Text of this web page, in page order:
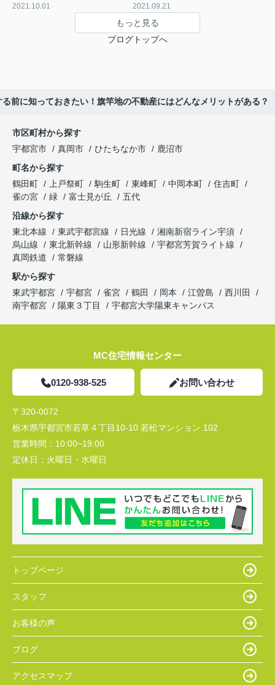
2021.10.01 2021.09.21
もっと見る
ブログトップへ
前に知っておきたい！旗竿地の不動産にはどんなメリットがある？
市区町村から探す
宇都宮市
真岡市 ひたちなか市
鹿沼市
町名から探す
鶴田町
上戸祭町 駒生町 東峰町 中岡本町
住吉町
雀の宮
緑 富士見が丘
五代
沿線から探す
東北本線
東武宇都宮線 日光線
湘南新宿ライン宇須
烏山線
東北新幹線 山形新幹線
宇都宮芳賀ライト線
真岡鉄道
常磐線
駅から探す
東武宇都宮
宇都宮 雀宮 鶴田 岡本 江曽島
西川田
南宇都宮
陽東３丁目 宇都宮大学陽東キャンパス
MC住宅情報センター
0120-938-525 お問い合わせ
〒320-0072
栃木県宇都宮市若草４丁目10-10 若松マンション 102
営業時間： 10:00~19:00
定休日： 火曜日・水曜日
トップページ
スタッフ
お客様の声
ブログ
アクセスマップ